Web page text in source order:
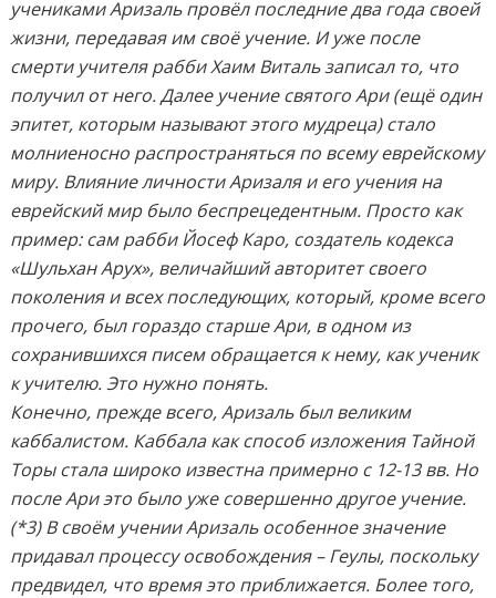
учениками Аризаль провёл последние два года своей
жизни, передавая им своё учение. И уже после
смерти учителя рабби Хаим Виталь записал то, что
получил от него. Далее учение святого Ари (ещё один
эпитет, которым называют этого мудреца) стало
молниеносно распространяться по всему еврейскому
миру. Влияние личности Аризаля и его учения на
еврейский мир было беспрецедентным. Просто как
пример: сам рабби Йосеф Каро, создатель кодекса
«Шульхан Арух», величайший авторитет своего
поколения и всех последующих, который, кроме всего
прочего, был гораздо старше Ари, в одном из
сохранившихся писем обращается к нему, как ученик
к учителю. Это нужно понять.
Конечно, прежде всего, Аризаль был великим
каббалистом. Каббала как способ изложения Тайной
Торы стала широко известна примерно с 12-13 вв. Но
после Ари это было уже совершенно другое учение.
(*3) В своём учении Аризаль особенное значение
придавал процессу освобождения – Геулы, поскольку
предвидел, что время это приближается. Более того,